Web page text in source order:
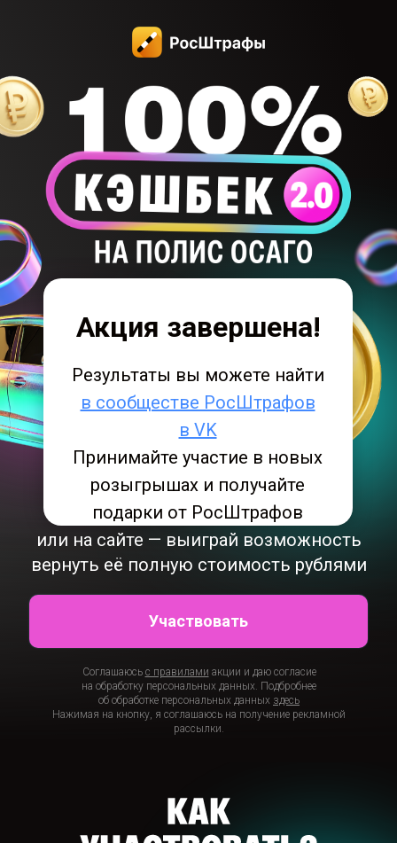
Соглашаюсь с правилами акции и даю согласие
на обработку персональных данных. Подбробнее
об обработке персональных данных здесь
Нажимая на кнопку, я соглашаюсь на получение рекламной
рассылки.
Участвовать
Оформи страховку в приложении
или на сайте — выиграй возможность
вернуть её полную стоимость рублями
Результаты вы можете найти
в сообществе РосШтрафов
в VK
Принимайте участие в новых
розыгрышах и получайте
подарки от РосШтрафов
Акция завершена!